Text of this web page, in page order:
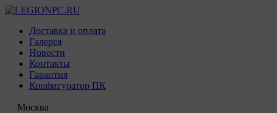
Доставка и оплата
Галерея
Новости
Контакты
Гарантия
Конфигуратор ПК
Москва